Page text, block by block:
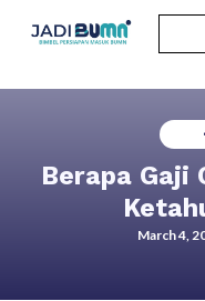
Berapa Gaji
March 4,